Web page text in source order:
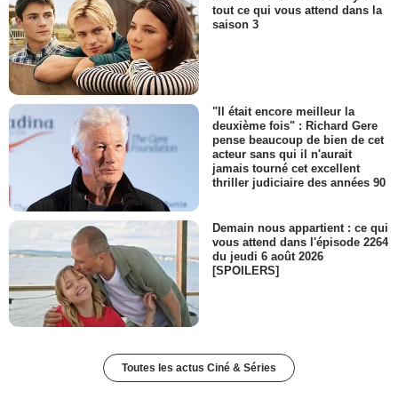
tout ce qui vous attend dans la
saison 3
"Il était encore meilleur la
deuxième fois" : Richard Gere
pense beaucoup de bien de cet
acteur sans qui il n'aurait
jamais tourné cet excellent
thriller judiciaire des années 90
Demain nous appartient : ce qui
vous attend dans l'épisode 2264
du jeudi 6 août 2026
[SPOILERS]
Toutes les actus Ciné & Séries